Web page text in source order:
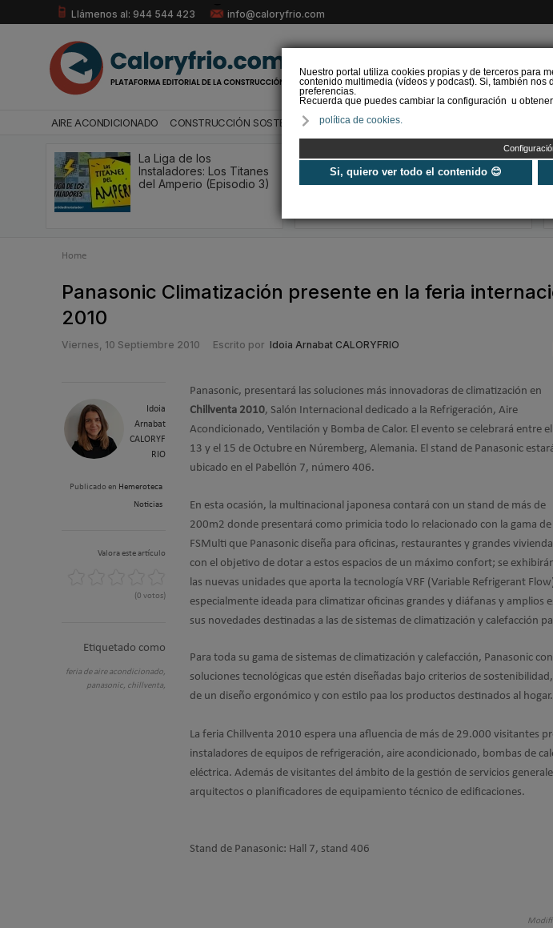
Nuestro portal utiliza cookies propias y de terceros para
contenido multimedia (vídeos y podcast). Si, también nos
preferencias.
Recuerda que puedes cambiar la configuración u
política de cookies.
Si, quiero ver todo el contenido 😊
Llámenos al: 944 544 423 info@caloryfrio.com
AIRE ACONDICIONADO CONSTRUCCIÓN SOSTENIBLE ENERGÍAS RENOVABLES
La Liga de los
Instaladores: Los Titanes
del Amperio (Episodio 3)
Universo Aniversario - Un
año, muchos momentos
Home
Panasonic Climatización presente en la feria
2010
Viernes, 10 Septiembre 2010 Escrito por Idoia Arnabat CALORYFRIO
Idoia
Arnabat
CALORYF
RIO
Publicado en Hemeroteca
Noticias
Valora este artículo
(0 votos)
Etiquetado como
feria de aire acondicionado,
panasonic, chillventa,
Panasonic, presentará las soluciones más innovadoras de climatización en
Chillventa 2010, Salón Internacional dedicado a la Refrigeración, Aire
Acondicionado, Ventilación y Bomba de Calor. El evento se celebrará entre el
13 y el 15 de Octubre en Núremberg, Alemania. El stand de Panasonic
ubicado en el Pabellón 7, número 406.
En esta ocasión, la multinacional japonesa contará con un stand de más de
200m2 donde presentará como primicia todo lo relacionado con la gama de
FSMulti que Panasonic diseña para oficinas, restaurantes y grandes
con el objetivo de dotar a estos espacios de un máximo confort; se
las nuevas unidades que aporta la tecnología VRF (Variable Refrigerant
especialmente ideada para climatizar oficinas grandes y diáfanas y amplios
sus novedades destinadas a las de sistemas de climatización y calefacción
Para toda su gama de sistemas de climatización y calefacción, Panasonic
soluciones tecnológicas que estén diseñadas bajo criterios de
de un diseño ergonómico y con estilo paa los productos destinados al hogar.
La feria Chillventa 2010 espera una afluencia de más de 29.000 visitantes
instaladores de equipos de refrigeración, aire acondicionado, bombas de
eléctrica. Además de visitantes del ámbito de la gestión de servicios
arquitectos o planificadores de equipamiento técnico de edificaciones.
Stand de Panasonic: Hall 7, stand 406